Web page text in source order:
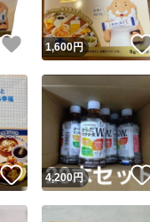
いいね！
1,600円
いいね！
4,200円